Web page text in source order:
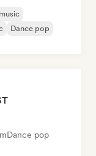
Dance pop
Dance pop